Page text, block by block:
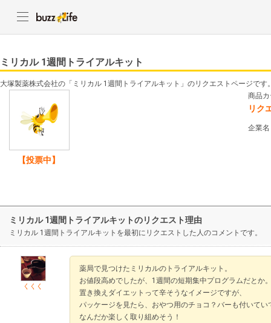
ミリカル 1週間トライアルキット
大塚製薬株式会社の「ミリカル 1週間トライアルキット」のリクエストページです
【投票中】
商品
リク
企業
ミリカル 1週間トライアルキットのリクエスト理由
ミリカル 1週間トライアルキットを最初にリクエストした人のコメントです。
くくく
薬局で見つけたミリカルのトライアルキット。
お値段高めでしたが、1週間の短期集中プログラムだとか
置き換えダイエットって辛そうなイメージですが、
パッケージを見たら、おやつ用のチョコ？バーも付いてい
なんだか楽しく取り組めそう！